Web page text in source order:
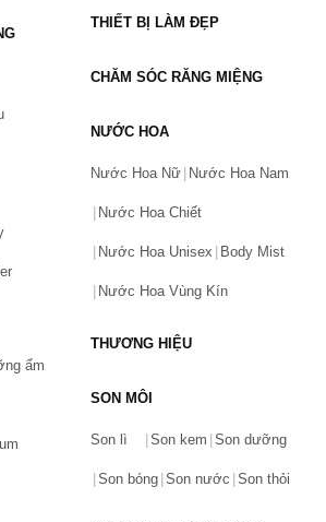
về sản phẩm hay mua hàng?
tôi. Hoặc gọi cho chúng tôi qua số
ẩm
THIẾT BỊ LÀM ĐẸP
CHĂM SÓC RĂNG MIỆNG
NƯỚC HOA
Nước Hoa Nữ Nước Hoa Nam
Nước Hoa Chiết
Nước Hoa Unisex Body Mist
Nước Hoa Vùng Kín
THƯƠNG HIỆU
SON MÔI
Son lì Son kem Son dưỡng
Son bóng Son nước Son thỏi